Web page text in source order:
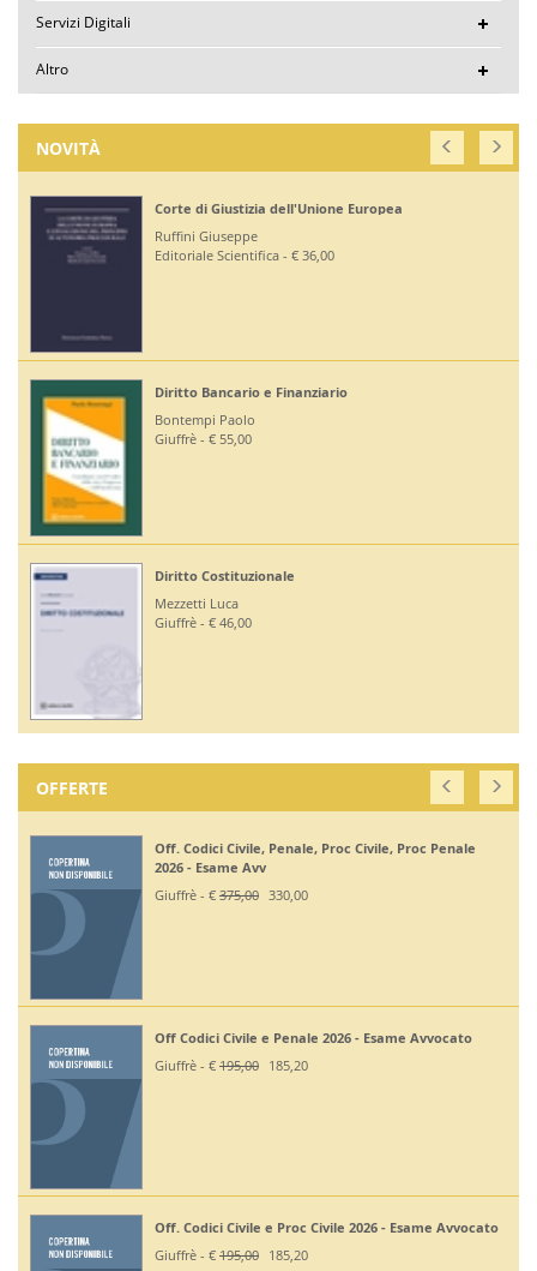
Servizi Digitali
Altro
NOVITÀ
Corte di Giustizia dell'Unione Europea
Ruffini Giuseppe
Editoriale Scientifica - € 36,00
Diritto Bancario e Finanziario
Bontempi Paolo
Giuffrè - € 55,00
Diritto Costituzionale
Mezzetti Luca
Giuffrè - € 46,00
OFFERTE
Off. Codici Civile, Penale, Proc Civile, Proc Penale
2026 - Esame Avv
Giuffrè - € 375,00 330,00
Off Codici Civile e Penale 2026 - Esame Avvocato
Giuffrè - € 195,00 185,20
Off. Codici Civile e Proc Civile 2026 - Esame Avvocato
Giuffrè - € 195,00 185,20